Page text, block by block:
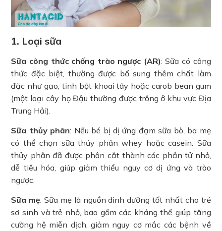
1. Loại sữa
Sữa công thức chống trào ngược (AR): Sữa có công
thức đặc biệt, thường được bổ sung thêm chất làm
đặc như gạo, tinh bột khoai tây hoặc carob bean gum
(một loại cây họ Đậu thường được trồng ở khu vực Địa
Trung Hải).
Sữa thủy phân: Nếu bé bị dị ứng đạm sữa bò, ba mẹ
có thể chọn sữa thủy phân whey hoặc casein. Sữa
thủy phân đã được phân cắt thành các phần tử nhỏ,
dễ tiêu hóa, giúp giảm thiểu nguy cơ dị ứng và trào
ngược.
Sữa mẹ: Sữa mẹ là nguồn dinh dưỡng tốt nhất cho trẻ
sơ sinh và trẻ nhỏ, bao gồm các kháng thể giúp tăng
cường hệ miễn dịch, giảm nguy cơ mắc các bệnh về